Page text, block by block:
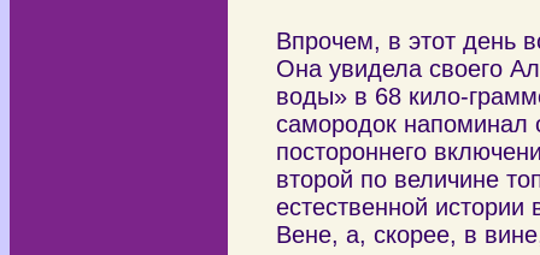
Впрочем, в этот день
Она увидела своего
воды» в 68 кило-
самородок напоминал
постороннего
второй по величине
естественной
Вене, а, скорее, в